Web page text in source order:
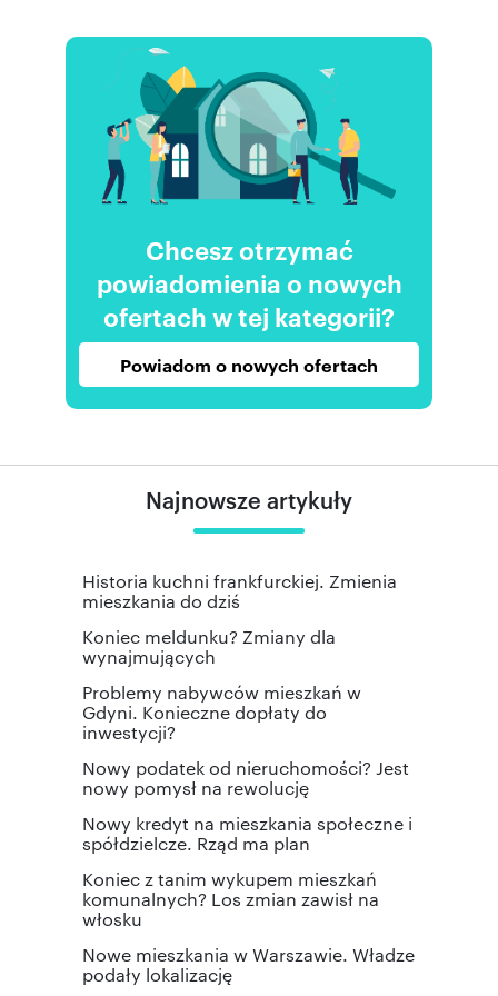
Chcesz otrzymać
powiadomienia o nowych
ofertach w tej kategorii?
Powiadom o nowych ofertach
Najnowsze artykuły
Historia kuchni frankfurckiej. Zmienia
mieszkania do dziś
Koniec meldunku? Zmiany dla
wynajmujących
Problemy nabywców mieszkań w
Gdyni. Konieczne dopłaty do
inwestycji?
Nowy podatek od nieruchomości? Jest
nowy pomysł na rewolucję
Nowy kredyt na mieszkania społeczne i
spółdzielcze. Rząd ma plan
Koniec z tanim wykupem mieszkań
komunalnych? Los zmian zawisł na
włosku
Nowe mieszkania w Warszawie. Władze
podały lokalizację